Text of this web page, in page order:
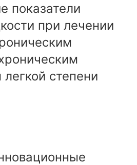
показатели
при лечении
степени